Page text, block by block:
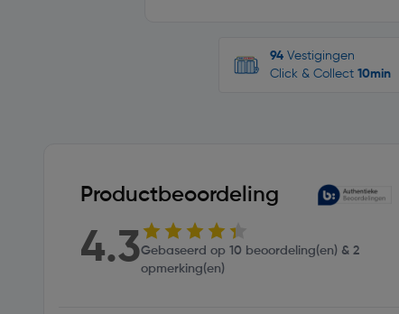
94 Vestigingen
Click & Collect 10min
Productbeoordeling
4.3Gebaseerd op 10 beoordeling(en) & 2
opmerking(en)